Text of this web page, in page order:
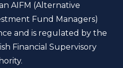
AIFM (Alternative
Fund Managers)
and is regulated by the
Financial Supervisory